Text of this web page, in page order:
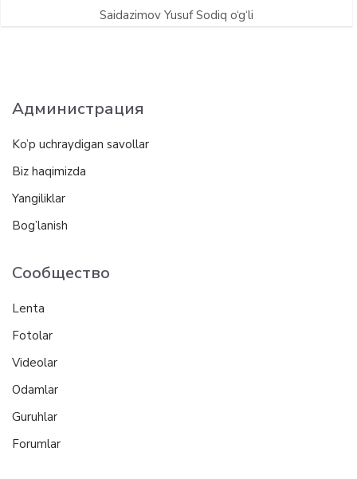
Saidazimov Yusuf Sodiq o‘g‘li
Администрация
Ko’p uchraydigan savollar
Biz haqimizda
Yangiliklar
Bog’lanish
Сообщество
Lenta
Fotolar
Videolar
Odamlar
Guruhlar
Forumlar